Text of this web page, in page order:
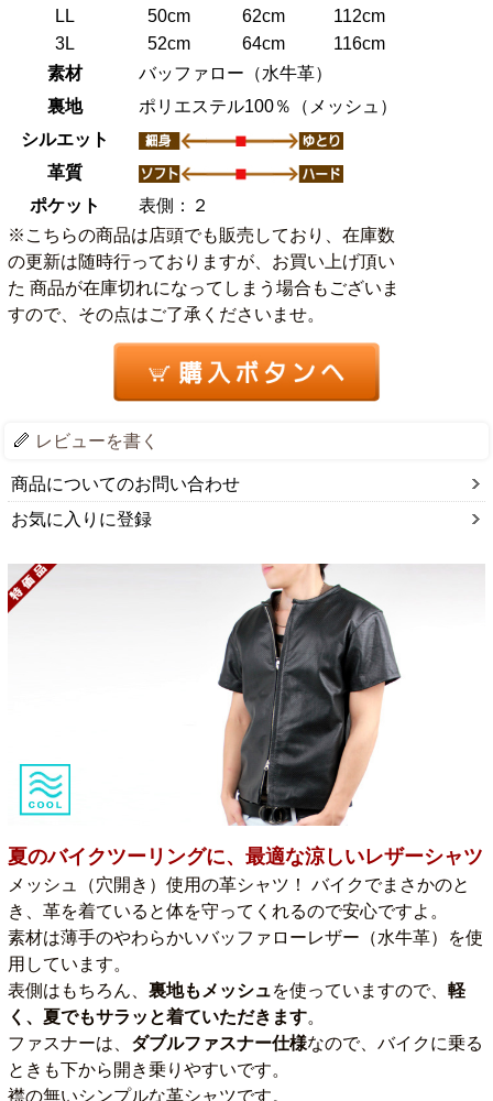
LL
50cm 62cm
112cm
3L
52cm 64cm
116cm
素材
バッファロー（水牛革）
裏地
ポリエステル100％（メッシュ）
シルエット
革質
ポケット
表側：２
※こちらの商品は店頭でも販売しており、在庫数
の更新は随時行っておりますが、お買い上げ頂い
た 商品が在庫切れになってしまう場合もございま
すので、その点はご了承くださいませ。
レビューを書く
商品についてのお問い合わせ
お気に入りに登録
夏のバイクツーリングに、最適な涼しいレザーシャツ
メッシュ（穴開き）使用の革シャツ！ バイクでまさかのと
き、革を着ていると体を守ってくれるので安心ですよ。
素材は薄手のやわらかいバッファローレザー（水牛革）を使
用しています。
表側はもちろん、 裏地もメッシュを使っていますので、 軽
く、夏でもサラッと着ていただきます。
ファスナーは、 ダブルファスナー仕様なので、バイクに乗る
ときも下から開き乗りやすいです。
襟の無いシンプルな革シャツです。